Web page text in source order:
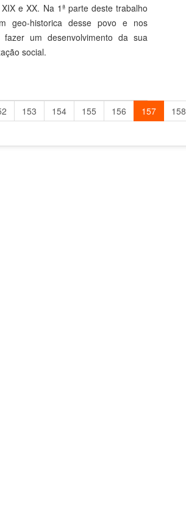
e XX. Na 1ª parte deste trabalho
geo-historica desse povo e nos
fazer um desenvolvimento da sua
social.
153 154 155 156 157 158